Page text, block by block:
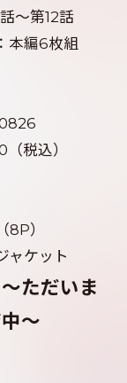
～第12話
本編6枚組
税込）
8P）
ャケット
ただいま
中～